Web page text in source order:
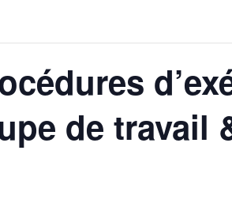
de travail